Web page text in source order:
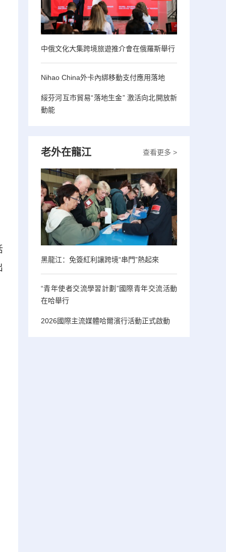
中俄文化大集跨境旅遊推介會在俄羅斯舉行
Nihao China外卡內綁移動支付應用落地
綏芬河互市貿易“落地生金” 激活向北開放新
動能
查看更多 >
老外在龍江
黑龍江：免簽紅利讓跨境“串門”熱起來
“青年使者交流學習計劃”國際青年交流活動
在哈舉行
2026國際主流媒體哈爾濱行活動正式啟動